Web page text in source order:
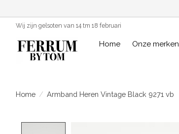
Wij zijn gelsoten van 14 tm 18 februari
Home Onze merken
Home / Armband Heren Vintage Black 9271 vb